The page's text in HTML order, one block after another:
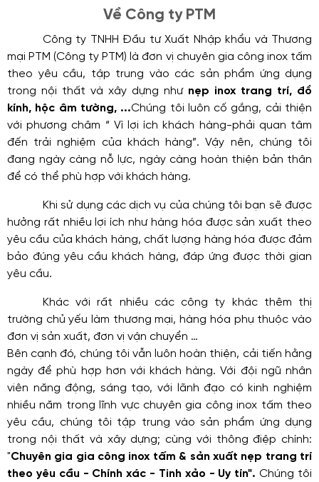
Về Công ty PTM
Công ty TNHH Đầu tư Xuất Nhập khẩu và Thương
mại PTM (Công ty PTM) là đơn vị chuyên gia công inox tấm
theo yêu cầu, tập trung vào các sản phẩm ứng dụng
trong nội thất và xây dựng như nẹp inox trang trí, đồ
kính, hộc âm tường, ...Chúng tôi luôn cố gắng, cải thiện
với phương châm “ Vì lợi ích khách hàng-phải quan tâm
đến trải nghiệm của khách hàng”. Vậy nên, chúng tôi
đang ngày càng nỗ lực, ngày càng hoàn thiện bản thân
để có thể phù hợp với khách hàng.
Khi sử dụng các dịch vụ của chúng tôi bạn sẽ được
hưởng rất nhiều lợi ích như hàng hóa được sản xuất theo
yêu cầu của khách hàng, chất lượng hàng hóa được đảm
bảo đúng yêu cầu khách hàng, đáp ứng được thời gian
yêu cầu.
Khác với rất nhiều các công ty khác thêm thị
trường chủ yếu làm thương mại, hàng hóa phụ thuộc vào
đơn vị sản xuất, đơn vị vận chuyển …
Bên cạnh đó, chúng tôi vẫn luôn hoàn thiện, cải tiến hằng
ngày để phù hợp hơn với khách hàng. Với đội ngũ nhân
viên năng động, sáng tạo, với lãnh đạo có kinh nghiệm
nhiều năm trong lĩnh vực chuyên gia công inox tấm theo
yêu cầu, chúng tôi tập trung vào sản phẩm ứng dụng
trong nội thất và xây dựng; cùng với thông điệp chính:
"Chuyên gia gia công inox tấm & sản xuất nẹp trang trí
theo yêu cầu - Chính xác - Tinh xảo - Uy tín".Chúng tôi